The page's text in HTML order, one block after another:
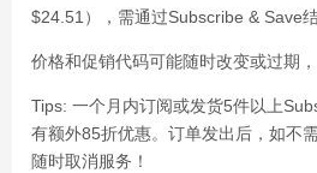
$24.51），需通过Subscribe & Save结
价格和促销代码可能随时改变或过期
Tips: 一个月内订阅或发货5件以上
有额外85折优惠。订单发出后，如不
随时取消服务！